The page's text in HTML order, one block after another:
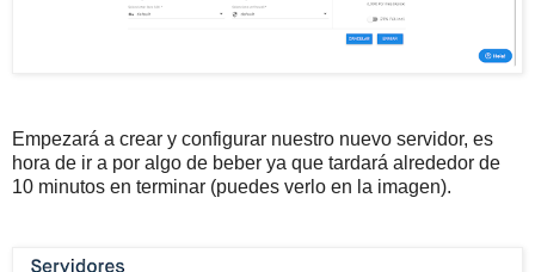
Empezará a crear y configurar nuestro nuevo servidor, es
hora de ir a por algo de beber ya que tardará alrededor de
10 minutos en terminar (puedes verlo en la imagen).